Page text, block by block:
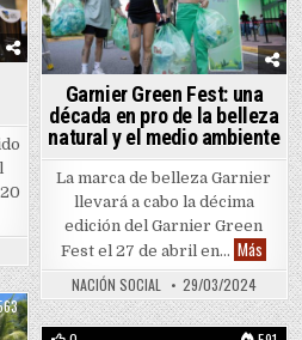
Garnier Green Fest: una
década en pro de la belleza
natural y el medio ambiente
La marca de belleza Garnier
llevará a cabo la décima
edición del Garnier Green
Fest el 27 de abril en… Más
NACIÓN SOCIAL 29/03/2024
& Chocolate Expo